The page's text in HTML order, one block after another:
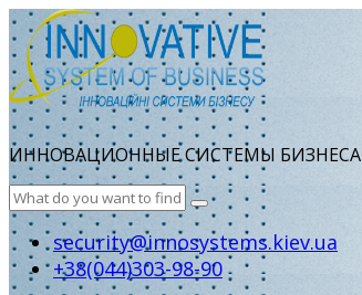
ИННОВАЦИОННЫЕ СИСТЕМЫ БИЗНЕСА
security@innosystems.kiev.ua
+38(044)303-98-90